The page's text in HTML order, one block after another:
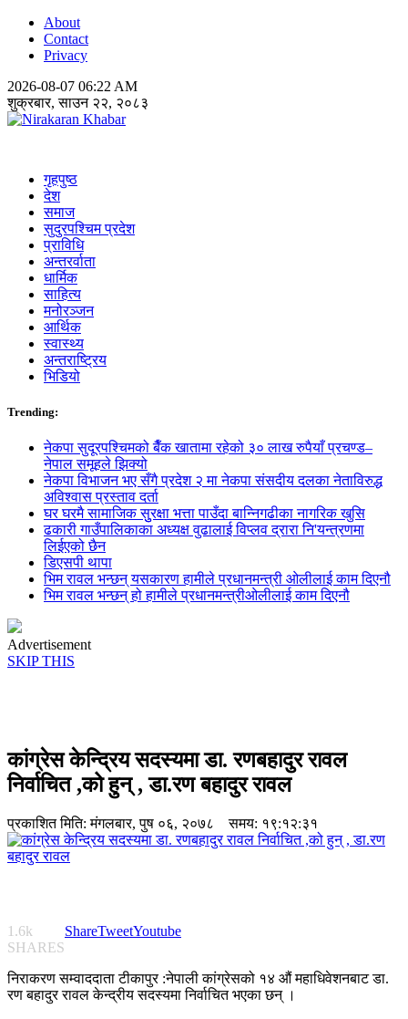
About
Contact
Privacy
2026-08-07 06:22 AM
शुक्रबार, साउन २२, २०८३
गृहपुष्ठ
देश
समाज
सुदुरपश्चिम प्रदेश
प्राविधि
अन्तरर्वाता
धार्मिक
साहित्य
मनोरञ्जन
आर्थिक
स्वास्थ्य
अन्तराष्ट्रिय
भिडियो
Trending:
नेकपा सुदूरपश्चिमको बैँक खातामा रहेको ३० लाख रुपैयाँ प्रचण्ड–
नेपाल समूहले झिक्य‍ो
नेकपा विभाजन भए सँगै प्रदेश २ मा नेकपा संसदीय दलका नेताविरुद्ध
अविश्वास प्रस्ताव दर्ता
घर घरमै सामाजिक सुुरक्षा भत्ता पाउँदा बान्निगढीका नागरिक खुसि
ढकारी गाउँपालिकाका अध्यक्ष वुढालाई विप्लव द्रारा नि'यन्त्रणमा
लिईएको छैन
डिएसपी थापा
भिम रावल भन्छन् यसकारण हामीले प्रधानमन्त्री ओलीलाई काम दिएनौ
भिम रावल भन्छन् हो हामीले प्रधानमन्त्रीओलीलाई काम दिएनौ
Advertisement
SKIP THIS
कांग्रेस केन्द्रिय सदस्यमा डा. रणबहादुर रावल
निर्वाचित ,को हुन् , डा.रण बहादुर रावल
प्रकाशित मिति:मंगलबार, पुष ०६, २०७८ समय: १९:१२:३१
1.6k
SHARES
ShareTweetYoutube
निराकरण सम्वाददाता टीकापुर :नेपाली कांग्रेसको १४ औं महाधिवेशनबाट डा.
रण बहादुर रावल केन्द्रीय सदस्यमा निर्वाचित भएका छन् ।